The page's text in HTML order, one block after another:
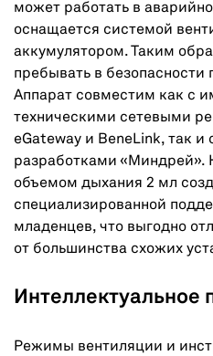
может работать в
оснащается системой
аккумулятором. Таким
пребывать в
Аппарат совместим как с
техническими сетевыми
eGateway и BeneLink, так
разработками «Миндрей».
объемом дыхания 2 мл
специализированной
младенцев, что выгодно
от большинства схожих
Интеллектуальное
Режимы вентиляции и